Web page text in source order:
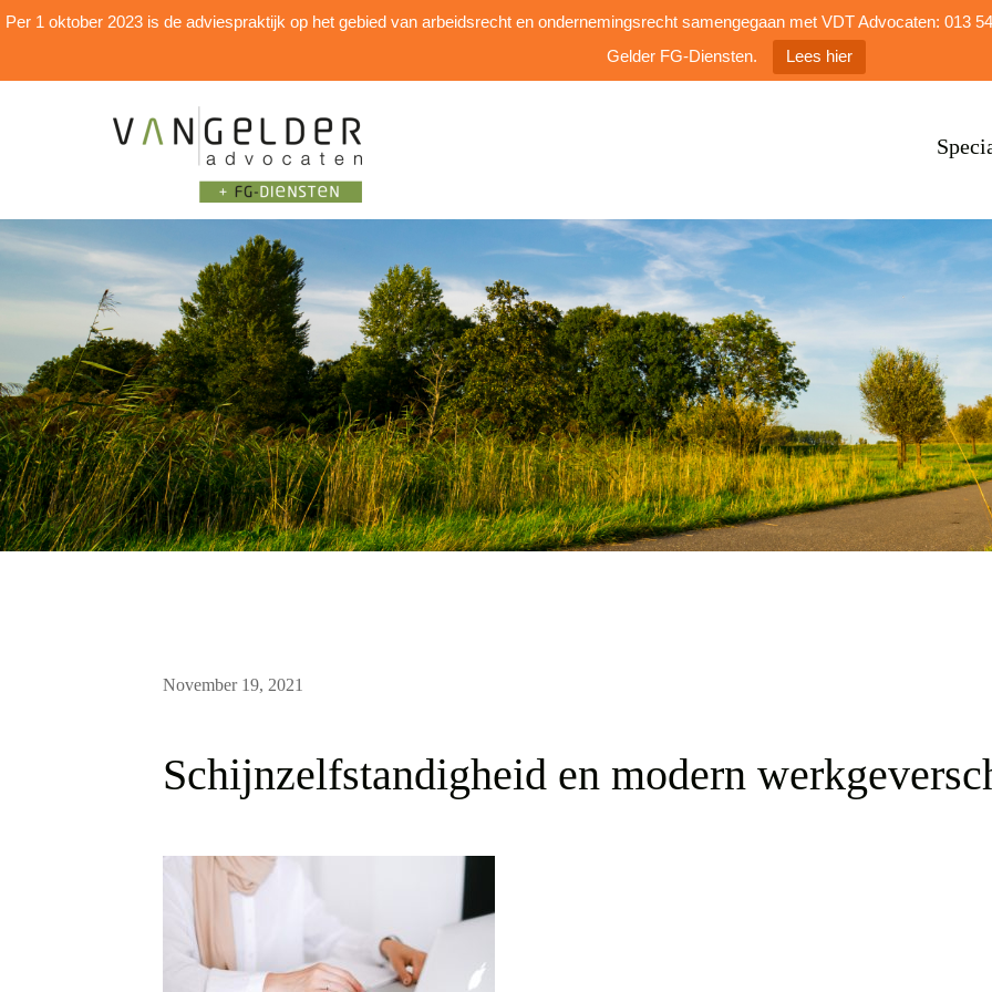
Per 1 oktober 2023 is de adviespraktijk op het gebied van arbeidsrecht en ondernemingsrecht samengegaan met VDT Advocaten: 013
Gelder FG-Diensten.
Lees hier
November 19, 2021
Schijnzelfstandigheid en modern